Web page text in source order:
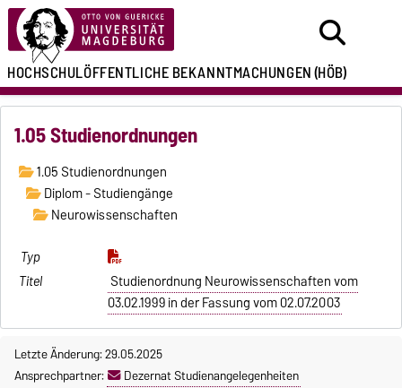
HOCHSCHULÖFFENTLICHEBEKANNTMACHUNGEN(HÖB)
1.05 Studienordnungen
1.05 Studienordnungen
Diplom - Studiengänge
Neurowissenschaften
Studienordnung Neurowissenschaften vom
03.02.1999 in der Fassung vom 02.07.2003
Letzte Änderung: 29.05.2025
Ansprechpartner:
Dezernat Studienangelegenheiten